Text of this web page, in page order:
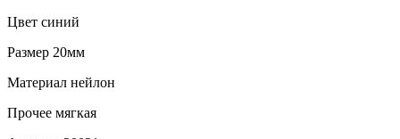
Цвет синий
Размер 20мм
Материал нейлон
Прочее мягкая